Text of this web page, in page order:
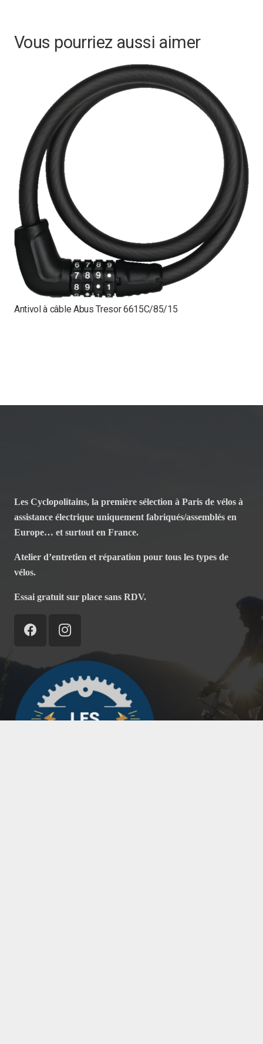
Vous pourriez aussi aimer
Antivol à câble Abus Tresor 6615C/85/15
Les Cyclopolitains, la première sélection à Paris de vélos à
assistance électrique uniquement fabriqués/assemblés en
Europe… et surtout en France.
Atelier d’entretien et réparation pour tous les types de
vélos.
Essai gratuit sur place sans RDV.